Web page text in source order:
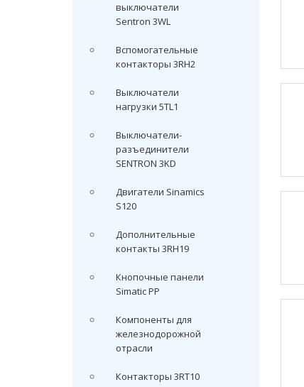
выключатели
Sentron 3WL
Вспомогательные
контакторы 3RH2
Выключатели
нагрузки 5TL1
Выключатели-
разъединители
SENTRON 3KD
Двигатели Sinamics
S120
Дополнительные
контакты 3RH19
Кнопочные панели
Simatic PP
Компоненты для
железнодорожной
отрасли
Контакторы 3RT10